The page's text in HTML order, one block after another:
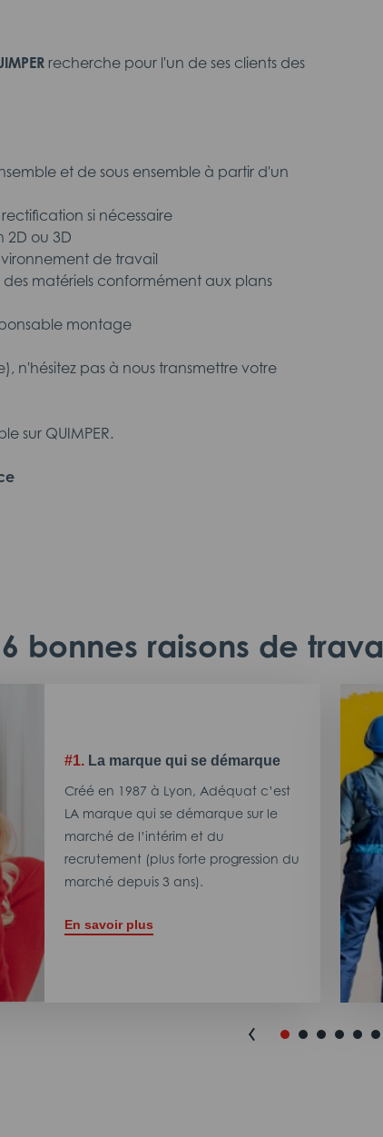
recherche pour l'un de ses clients des
et de sous ensemble à partir d'un
si nécessaire
2D ou 3D
de travail
matériels conformément aux plans
montage
n'hésitez pas à nous transmettre votre
sur QUIMPER.
6 bonnes raisons de
#1. La marque qui se démarque
Créé en 1987 à Lyon, Adéquat c’est
LA marque qui se démarque sur le
marché de l’intérim et du
recrutement (plus forte progression du
marché depuis 3 ans).
En savoir plus